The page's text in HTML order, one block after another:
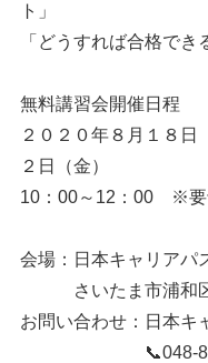
ト」
「どうすれば合格でき
無料講習会開催日程
２０２０年８月１８日
２日（金）
10：00～12：00 ※要
会場：日本キャリアパ
さいたま市浦和区
お問い合わせ：日本キ
📞048-814-